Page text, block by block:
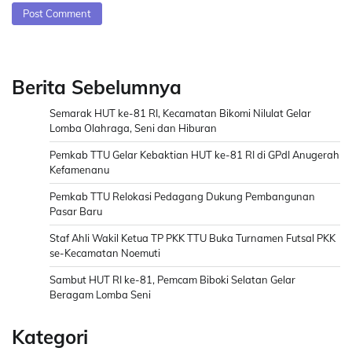
Berita Sebelumnya
Semarak HUT ke-81 RI, Kecamatan Bikomi Nilulat Gelar
Lomba Olahraga, Seni dan Hiburan
Pemkab TTU Gelar Kebaktian HUT ke-81 RI di GPdI Anugerah
Kefamenanu
Pemkab TTU Relokasi Pedagang Dukung Pembangunan
Pasar Baru
Staf Ahli Wakil Ketua TP PKK TTU Buka Turnamen Futsal PKK
se-Kecamatan Noemuti
Sambut HUT RI ke-81, Pemcam Biboki Selatan Gelar
Beragam Lomba Seni
Kategori